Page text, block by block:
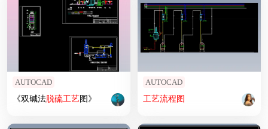
AUTOCAD
《双碱法脱硫工艺图》
AUTOCAD
工艺流程图